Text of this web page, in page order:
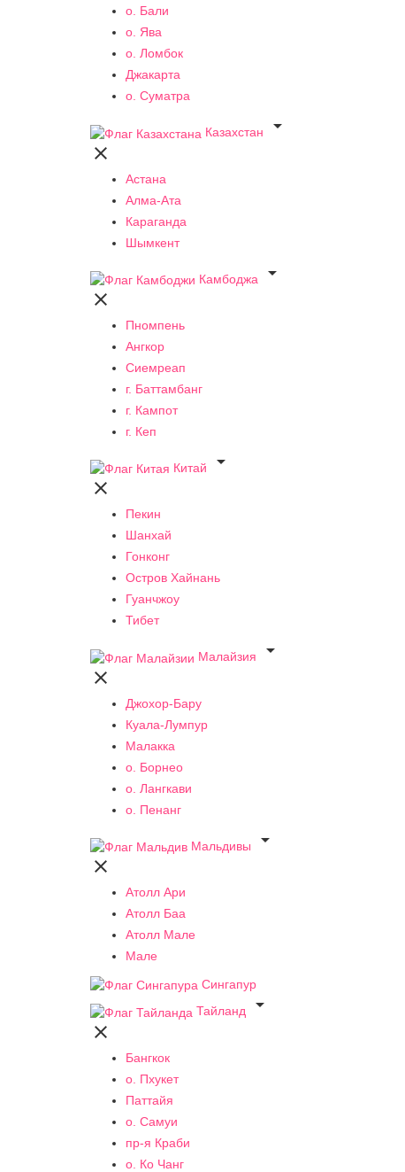
о. Бали
о. Ява
о. Ломбок
Джакарта
о. Суматра
Казахстан


Астана
Алма-Ата
Караганда
Шымкент
Камбоджа


Пномпень
Ангкор
Сиемреап
г. Баттамбанг
г. Кампот
г. Кеп
Китай


Пекин
Шанхай
Гонконг
Остров Хайнань
Гуанчжоу
Тибет
Малайзия


Джохор-Бару
Куала-Лумпур
Малакка
о. Борнео
о. Лангкави
о. Пенанг
Мальдивы


Атолл Ари
Атолл Баа
Атолл Мале
Мале
Сингапур
Тайланд


Бангкок
о. Пхукет
Паттайя
о. Самуи
пр-я Краби
о. Ко Чанг